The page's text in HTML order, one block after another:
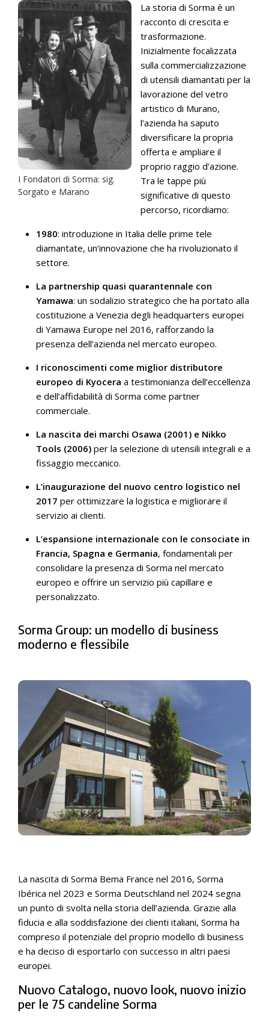
I Fondatori di Sorma: sig.
Sorgato e Marano
La storia di Sorma è un
racconto di crescita e
trasformazione.
Inizialmente focalizzata
sulla commercializzazione
di utensili diamantati per la
lavorazione del vetro
artistico di Murano,
l’azienda ha saputo
diversificare la propria
offerta e ampliare il
proprio raggio d’azione.
Tra le tappe più
significative di questo
percorso, ricordiamo:
1980: introduzione in Italia delle prime tele
diamantate, un’innovazione che ha rivoluzionato il
settore.
La partnership quasi quarantennale con
Yamawa: un sodalizio strategico che ha portato alla
costituzione a Venezia degli headquarters europei
di Yamawa Europe nel 2016, rafforzando la
presenza dell’azienda nel mercato europeo.
I riconoscimenti come miglior distributore
europeo di Kyocera a testimonianza dell’eccellenza
e dell’affidabilità di Sorma come partner
commerciale.
La nascita dei marchi Osawa (2001) e Nikko
Tools (2006) per la selezione di utensili integrali e a
fissaggio meccanico.
L’inaugurazione del nuovo centro logistico nel
2017 per ottimizzare la logistica e migliorare il
servizio ai clienti.
L’espansione internazionale con le consociate in
Francia, Spagna e Germania, fondamentali per
consolidare la presenza di Sorma nel mercato
europeo e offrire un servizio più capillare e
personalizzato.
Sorma Group: un modello di business
moderno e flessibile
La nascita di Sorma Bema France nel 2016, Sorma
Ibérica nel 2023 e Sorma Deutschland nel 2024 segna
un punto di svolta nella storia dell’azienda. Grazie alla
fiducia e alla soddisfazione dei clienti italiani, Sorma ha
compreso il potenziale del proprio modello di business
e ha deciso di esportarlo con successo in altri paesi
europei.
Nuovo Catalogo, nuovo look, nuovo inizio
per le 75 candeline Sorma